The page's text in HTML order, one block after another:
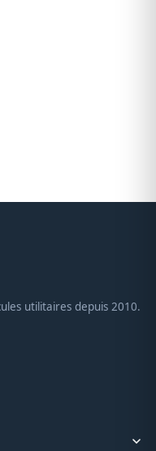
utilitaires depuis 2010.